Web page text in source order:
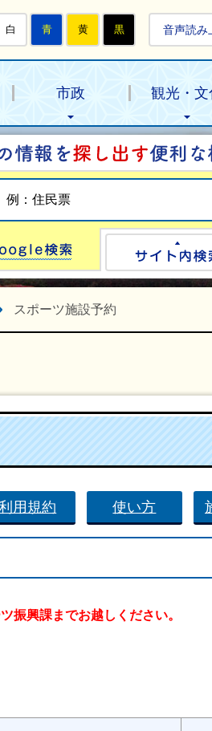
白 青 黄 黒 音声読み
市政 観光・文
Google検索
スポーツ施設予約
用規約 使い方
振興課までお越しください。